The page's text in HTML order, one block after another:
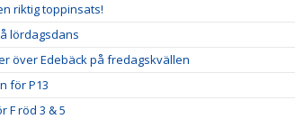
riktig toppinsats!
lördagsdans
över Edebäck på fredagskvällen
för P13
F röd 3 & 5